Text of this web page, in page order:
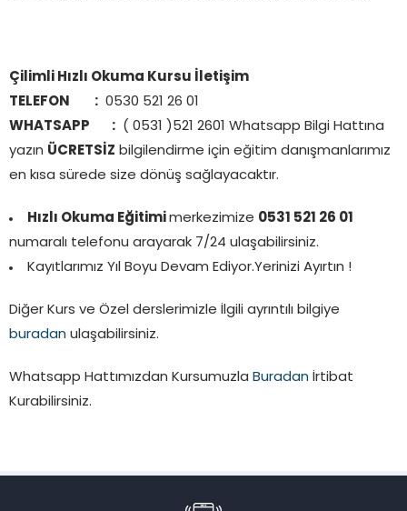
Çilimli Hızlı Okuma Kursu İletişim
TELEFON : 0530 521 26 01
WHATSAPP : ( 0531 )521 2601 Whatsapp Bilgi Hattına
yazın ÜCRETSİZ bilgilendirme için eğitim danışmanlarımız
en kısa sürede size dönüş sağlayacaktır.
Hızlı Okuma Eğitimi merkezimize 0531 521 26 01
numaralı telefonu arayarak 7/24 ulaşabilirsiniz.
Kayıtlarımız Yıl Boyu Devam Ediyor.Yerinizi Ayırtın !
Diğer Kurs ve Özel derslerimizle İlgili ayrıntılı bilgiye
buradan ulaşabilirsiniz.
Whatsapp Hattımızdan Kursumuzla Buradan İrtibat
Kurabilirsiniz.